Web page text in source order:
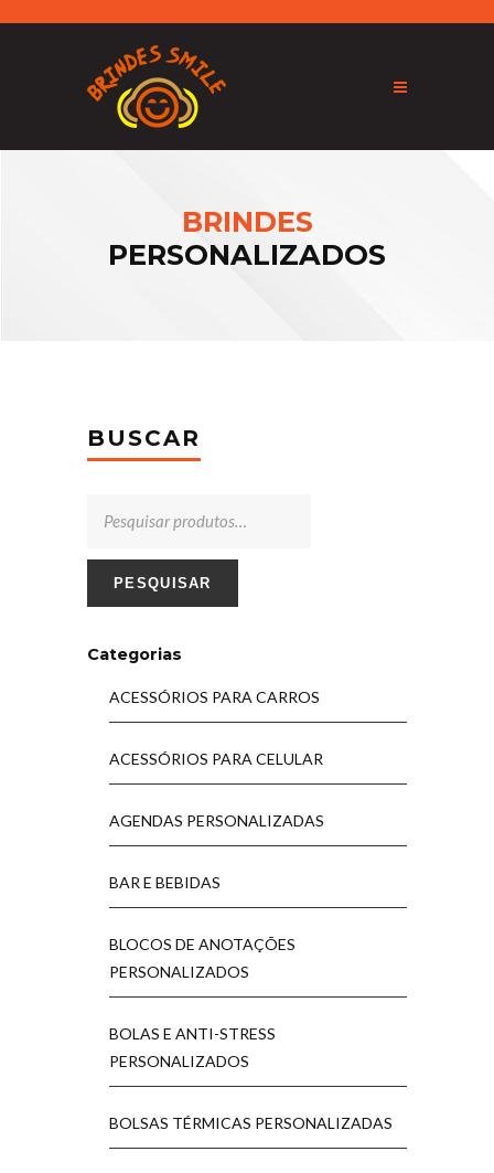
BRINDES
PERSONALIZADOS
BUSCAR
PESQUISAR
Categorias
ACESSÓRIOS PARA CARROS
ACESSÓRIOS PARA CELULAR
AGENDAS PERSONALIZADAS
BAR E BEBIDAS
BLOCOS DE ANOTAÇÕES
PERSONALIZADOS
BOLAS E ANTI-STRESS
PERSONALIZADOS
BOLSAS TÉRMICAS PERSONALIZADAS